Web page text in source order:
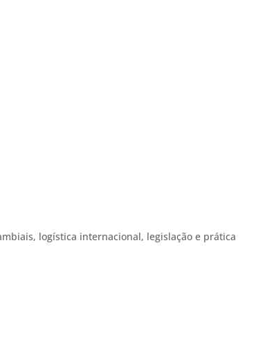
logística internacional, legislação e prática